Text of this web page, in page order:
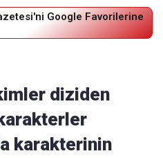
Google Favorilerine
diziden
karakterinin